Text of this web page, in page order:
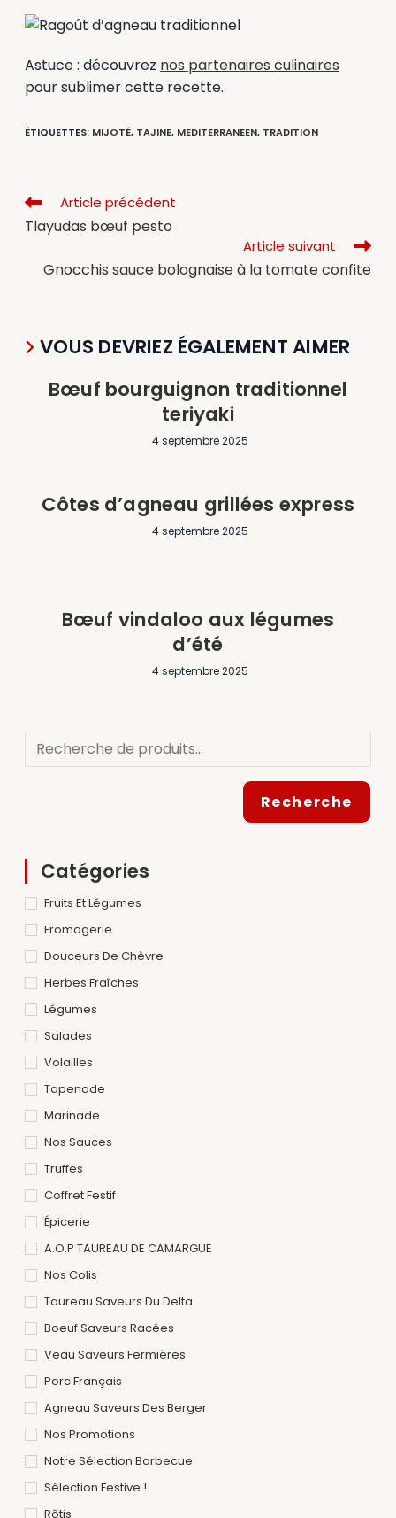
Astuce : découvrez nos partenaires culinaires
pour sublimer cette recette.
ÉTIQUETTES: MIJOTÉ, TAJINE, MEDITERRANEEN, TRADITION
Article précédent
Tlayudas bœuf pesto
Article suivant
Gnocchis sauce bolognaise à la tomate confite
VOUS DEVRIEZ ÉGALEMENT AIMER
Bœuf bourguignon traditionnel
teriyaki
4 septembre 2025
Côtes d’agneau grillées express
4 septembre 2025
Bœuf vindaloo aux légumes
d’été
4 septembre 2025
Recherche
Catégories
Fruits Et Légumes
Fromagerie
Douceurs De Chèvre
Herbes Fraîches
Légumes
Salades
Volailles
Tapenade
Marinade
Nos Sauces
Truffes
Coffret Festif
Épicerie
A.O.P TAUREAU DE CAMARGUE
Nos Colis
Taureau Saveurs Du Delta
Boeuf Saveurs Racées
Veau Saveurs Fermières
Porc Français
Agneau Saveurs Des Berger
Nos Promotions
Notre Sélection Barbecue
Sélection Festive !
Rôtis